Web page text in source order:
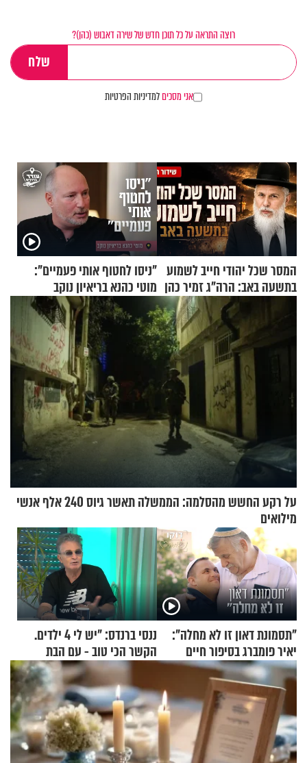
רוצה התראה על כל תוכן חדש של שירה דאבוש (כהן)?
אני מסכיםלמדיניות הפרטיות
המסר שכל יהודי חייב לשמוע
בתשעה באב: הרה"ג זמיר כהן
בשיעור מיוחד
"ניסו לחטוף אותי פעמיים":
מוטי כהנא בריאיון נוקב
על רקע החשש מהסלמה: הממשלה תאשר גיוס 240 אלף אנשי
מילואים
"תסמונת דאון זו לא מחלה":
יאיר פומברג בסיפור חיים
מעורר השראה
ננסי ברנדס: "יש לי 4 ילדים.
הקשר הכי טוב - עם הבת
החרדית"